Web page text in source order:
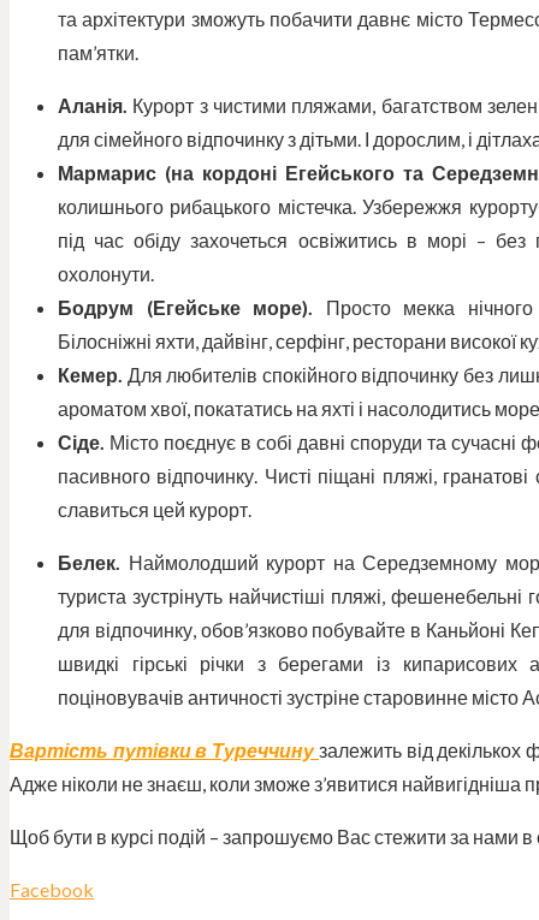
та архітектури зможуть побачити давнє місто
пам’ятки.
Аланія. Курорт з чистими пляжами, багатством
для сімейного відпочинку з дітьми. І дорослим, і
Мармарис (на кордоні Егейського та
колишнього рибацького містечка. Узбережжя
під час обіду захочеться освіжитись в морі –
охолонути.
Бодрум (Егейське море).
Просто мекка
Білосніжні яхти, дайвінг, серфінг, ресторани високої
Кемер. Для любителів спокійного відпочинку без
ароматом хвої, покататись на яхті і насолодитись
Сіде. Місто поєднує в собі давні споруди та сучасні
пасивного відпочинку. Чисті піщані пляжі,
славиться цей курорт.
Белек.
Наймолодший курорт на Середземному
туриста зустрінуть найчистіші пляжі,
для відпочинку, обов’язково побувайте в Каньйоні
швидкі гірські річки з берегами із
поціновувачів античності зустріне старовинне місто
Вартість путівки в Туреччинузалежить від декількох
Адже ніколи не знаєш, коли зможе з’явитися найвигідніша
Щоб бути в курсі подій – запрошуємо Вас стежити за нами
Facebook